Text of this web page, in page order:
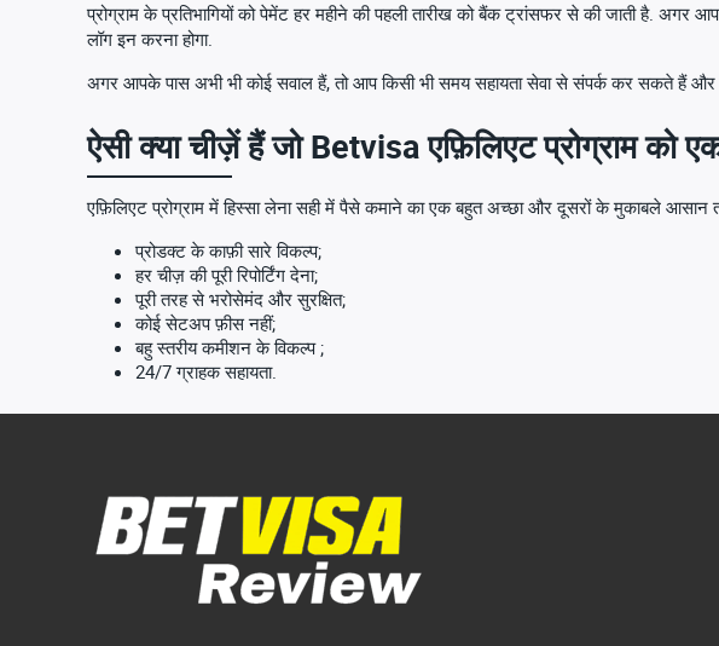
प्रोग्राम के प्रतिभागियों को पेमेंट हर महीने की पहली तारीख को बैंक ट्रांसफर से की जाती है.
लॉग इन करना होगा.
अगर आपके पास अभी भी कोई सवाल हैं, तो आप किसी भी समय सहायता सेवा से संपर्क कर सकते हैं और
ऐसी क्या चीज़ें हैं जो Betvisa एफ़िलिएट प्रोग्राम को
एफ़िलिएट प्रोग्राम में हिस्सा लेना सही में पैसे कमाने का एक बहुत अच्छा और दूसरों के मुकाबले आसान
प्रोडक्ट के काफ़ी सारे विकल्प;
हर चीज़ की पूरी रिपोर्टिंग देना;
पूरी तरह से भरोसेमंद और सुरक्षित;
कोई सेटअप फ़ीस नहीं;
बहु स्तरीय कमीशन के विकल्प ;
24/7 ग्राहक सहायता.